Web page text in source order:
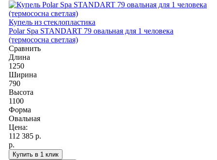
Купель из стеклопластика
Polar Spa STANDART 79 овальная для 1 человека
(термососна светлая)
Сравнить
Длина
1250
Ширина
790
Высота
1100
Форма
Овальная
Цена:
112 385 р.
р.
Купить в 1 клик